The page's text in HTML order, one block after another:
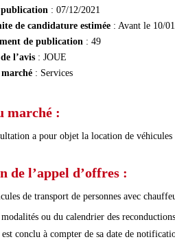
publication : 07/12/2021
de candidature estimée : Avant le 10/
de publication : 49
l’avis : JOUE
: Services
marché :
a pour objet la location de
de l’appel d’offres :
de transport de personnes avec
ou du calendrier des
conclu à compter de sa date de